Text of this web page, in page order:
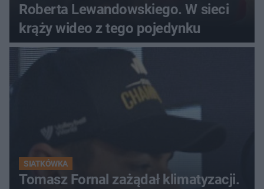
Roberta Lewandowskiego. W sieci
krąży wideo z tego pojedynku
SIATKÓWKA
Tomasz Fornal zażądał klimatyzacji.